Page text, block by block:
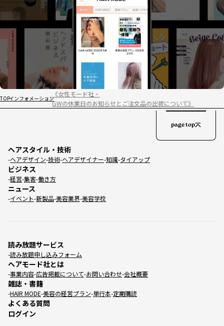
TOPインフォメーション
《女性モード社・
GWの休業日のお知らせとご注文品の出荷について》
ヘアスタイル・技術
ヘアデザイン 技術 ヘアデザイナー 知識 タイアップ
ビジネス
経営 集客 働き方
ニュース
イベント 新製品 美容業界 美容学校
読み放題サービス
読み放題申し込みフォーム
ヘアモード社とは
事業内容 広告掲載について お問い合わせ 会社概要
雑誌・書籍
HAIR MODE 美容の経営プラン 単行本 定期購読
よくある質問
ログイン
page top